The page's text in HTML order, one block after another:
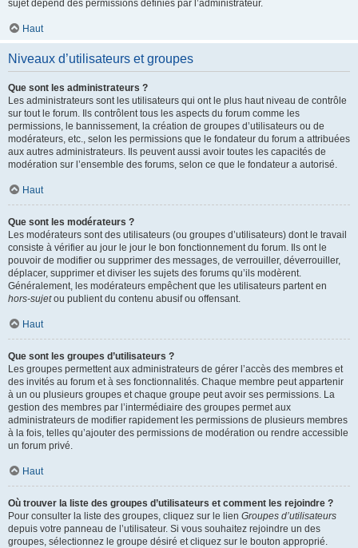
sujet dépend des permissions définies par l’administrateur.
Haut
Niveaux d’utilisateurs et groupes
Que sont les administrateurs ?
Les administrateurs sont les utilisateurs qui ont le plus haut niveau de contrôle
sur tout le forum. Ils contrôlent tous les aspects du forum comme les
permissions, le bannissement, la création de groupes d’utilisateurs ou de
modérateurs, etc., selon les permissions que le fondateur du forum a attribuées
aux autres administrateurs. Ils peuvent aussi avoir toutes les capacités de
modération sur l’ensemble des forums, selon ce que le fondateur a autorisé.
Haut
Que sont les modérateurs ?
Les modérateurs sont des utilisateurs (ou groupes d’utilisateurs) dont le travail
consiste à vérifier au jour le jour le bon fonctionnement du forum. Ils ont le
pouvoir de modifier ou supprimer des messages, de verrouiller, déverrouiller,
déplacer, supprimer et diviser les sujets des forums qu’ils modèrent.
Généralement, les modérateurs empêchent que les utilisateurs partent en
hors-sujetou publient du contenu abusif ou offensant.
Haut
Que sont les groupes d’utilisateurs ?
Les groupes permettent aux administrateurs de gérer l’accès des membres et
des invités au forum et à ses fonctionnalités. Chaque membre peut appartenir
à un ou plusieurs groupes et chaque groupe peut avoir ses permissions. La
gestion des membres par l’intermédiaire des groupes permet aux
administrateurs de modifier rapidement les permissions de plusieurs membres
à la fois, telles qu’ajouter des permissions de modération ou rendre accessible
un forum privé.
Haut
Où trouver la liste des groupes d’utilisateurs et comment les rejoindre ?
Pour consulter la liste des groupes, cliquez sur le lien Groupes d’utilisateurs
depuis votre panneau de l’utilisateur. Si vous souhaitez rejoindre un des
groupes, sélectionnez le groupe désiré et cliquez sur le bouton approprié.